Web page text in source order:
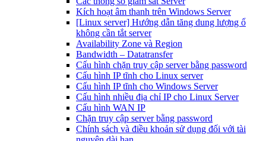
Kích hoạt âm thanh trên Windows Server
[Linux server] Hướng dẫn tăng dung lượng ổ
không cần tắt server
Availability Zone và Region
Bandwidth – Datatransfer
Cấu hình chặn truy cập server bằng password
Cấu hình IP tĩnh cho Linux server
Cấu hình IP tĩnh cho Windows Server
Cấu hình nhiều địa chỉ IP cho Linux Server
Cấu hình WAN IP
Chặn truy cập server bằng password
Chính sách và điều khoản sử dụng đối với tài